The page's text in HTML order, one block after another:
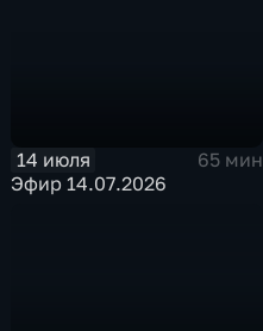
14 июля
65 мин
Эфир 14.07.2026